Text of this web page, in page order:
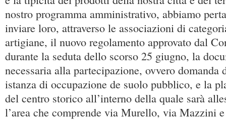
nostro programma amministrativo, abbiamo
inviare loro, attraverso le associazioni di
artigiane, il nuovo regolamento approvato dal
durante la seduta dello scorso 25 giugno, la
necessaria alla partecipazione, ovvero domanda
istanza di occupazione de suolo pubblico, e la
del centro storico all’interno della quale sarà
l’area che comprende via Murello, via Mazzini